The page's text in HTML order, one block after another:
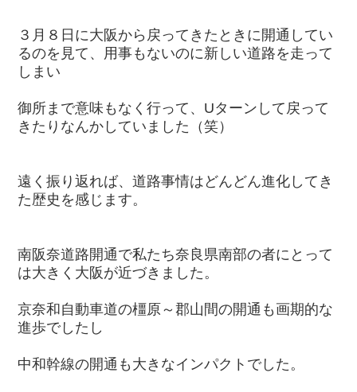
３月８日に大阪から戻ってきたときに開通してい
るのを見て、用事もないのに新しい道路を走って
しまい
御所まで意味もなく行って、Uターンして戻って
きたりなんかしていました（笑）
遠く振り返れば、道路事情はどんどん進化してき
た歴史を感じます。
南阪奈道路開通で私たち奈良県南部の者にとって
は大きく大阪が近づきました。
京奈和自動車道の橿原～郡山間の開通も画期的な
進歩でしたし
中和幹線の開通も大きなインパクトでした。